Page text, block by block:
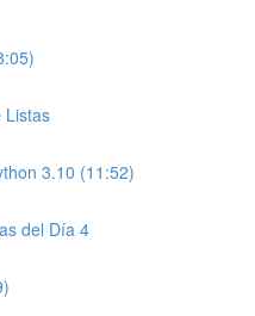
Listas
3.10 (11:52)
del Día 4